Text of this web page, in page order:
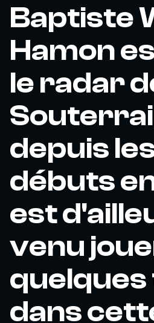
Baptiste
Hamon
le radar
depuis
débuts
est
venu
dans